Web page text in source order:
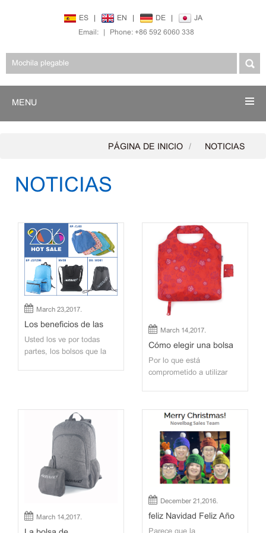
ES | EN | DE |
JA
Email: | Phone: +86 592 6060 338
MENU
PÁGINA DE INICIO NOTICIAS
NOTICIAS
March 23,2017.
Los beneficios de las
bolsas promocionales
Usted los ve por todas
partes, los bolsos que la
común, y que es un
logotipo o marca
corporativa. Las grandes
empresas saben lo
importante que es l...
March 14,2017.
Cómo elegir una bolsa
de compras reutilizable
Por lo que está
comprometido a utilizar
qué bolsa de compras
reutilizable es adecuada
para su publicidad o
promoción de marketing?
Todo depende de 1)
preferencia material, 2)
precio, y 3) asas y otras
cara...
March 14,2017.
December 21,2016.
feliz Navidad Feliz Año
Nuevo